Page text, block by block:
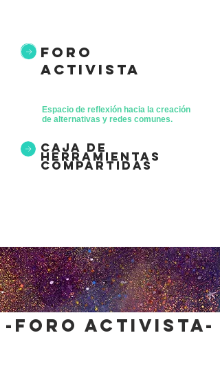
foro
activista
Espacio de reflexión hacia la creación
de alternativas y redes comunes.
caja de
herramientas
compartidas
-foro activista-